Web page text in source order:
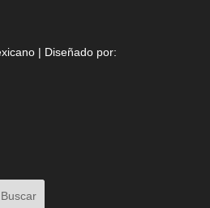
| Diseñado por: